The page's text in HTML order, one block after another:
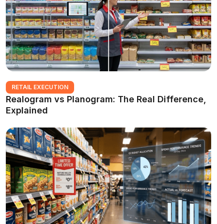
RETAIL EXECUTION
Realogram vs Planogram: The Real Difference,
Explained